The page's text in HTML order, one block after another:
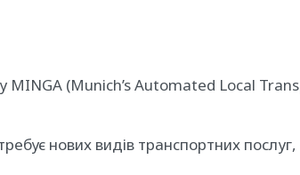
MINGA (Munich’s Automated Local
нових видів транспортних послуг,